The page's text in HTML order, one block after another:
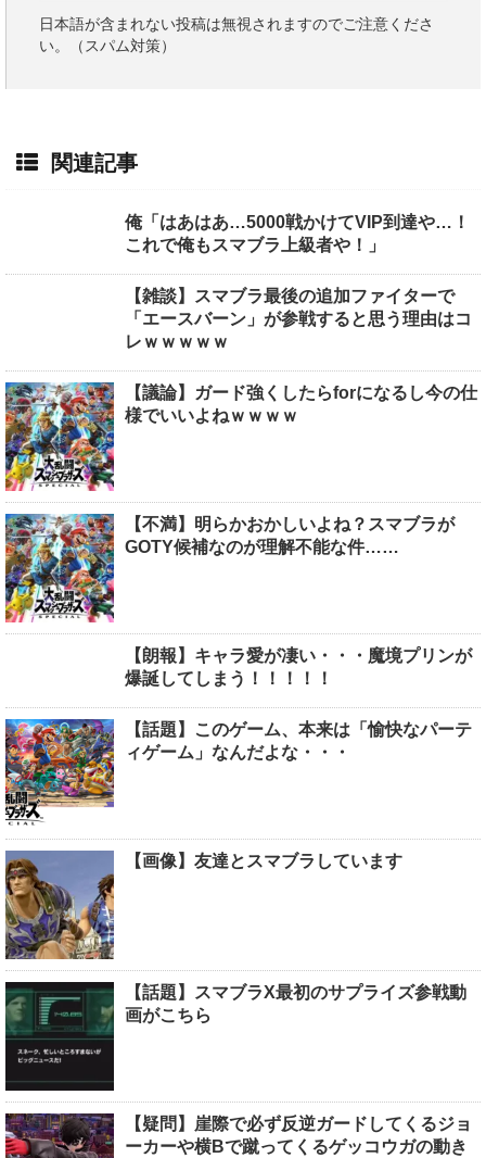
日本語が含まれない投稿は無視されますのでご注意くださ
い。（スパム対策）
関連記事
俺「はあはあ…5000戦かけてVIP到達や…！
これで俺もスマブラ上級者や！」
【雑談】スマブラ最後の追加ファイターで
「エースバーン」が参戦すると思う理由はコ
レｗｗｗｗｗ
【議論】ガード強くしたらforになるし今の仕
様でいいよねｗｗｗｗ
【不満】明らかおかしいよね？スマブラが
GOTY候補なのが理解不能な件……
【朗報】キャラ愛が凄い・・・魔境プリンが
爆誕してしまう！！！！！
【話題】このゲーム、本来は「愉快なパーテ
ィゲーム」なんだよな・・・
【画像】友達とスマブラしています
【話題】スマブラX最初のサプライズ参戦動
画がこちら
【疑問】崖際で必ず反逆ガードしてくるジョ
ーカーや横Bで蹴ってくるゲッコウガの動き